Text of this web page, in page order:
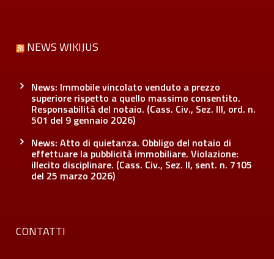
NEWS WIKIJUS
News: Immobile vincolato venduto a prezzo
superiore rispetto a quello massimo consentito.
Responsabilità del notaio. (Cass. Civ., Sez. III, ord. n.
501 del 9 gennaio 2026)
News: Atto di quietanza. Obbligo del notaio di
effettuare la pubblicità immobiliare. Violazione:
illecito disciplinare. (Cass. Civ., Sez. II, sent. n. 7105
del 25 marzo 2026)
CONTATTI